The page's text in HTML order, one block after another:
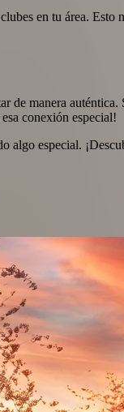
en tu área. Esto
manera
conexión especial!
algo especial.